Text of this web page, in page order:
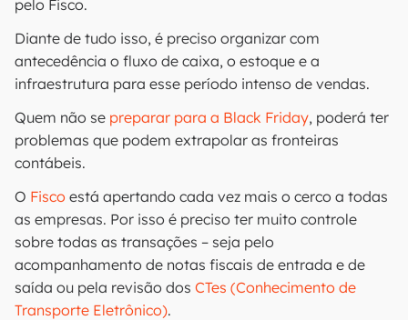
pelo Fisco.
Diante de tudo isso, é preciso organizar com
antecedência o fluxo de caixa, o estoque e a
infraestrutura para esse período intenso de vendas.
Quem não se preparar para a Black Friday, poderá ter
problemas que podem extrapolar as fronteiras
contábeis.
O Fisco está apertando cada vez mais o cerco a todas
as empresas. Por isso é preciso ter muito controle
sobre todas as transações – seja pelo
acompanhamento de notas fiscais de entrada e de
saída ou pela revisão dos CTes (Conhecimento de
Transporte Eletrônico).